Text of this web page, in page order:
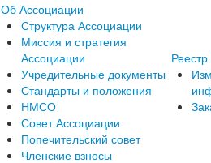
Об Ассоциации
Структура Ассоциации
Миссия и стратегия
Ассоциации
Учредительные документы
Стандарты и положения
НМСО
Совет Ассоциации
Попечительский совет
Членские взносы